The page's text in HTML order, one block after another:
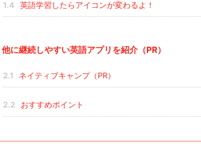
1.4 英語学習したらアイコンが変わるよ！
他に継続しやすい英語アプリを紹介（PR）
2.1 ネイティブキャンプ（PR）
2.2 おすすめポイント